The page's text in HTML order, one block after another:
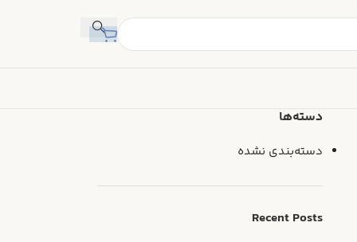
دسته‌ها
دسته‌بندی نشده
Recent Posts